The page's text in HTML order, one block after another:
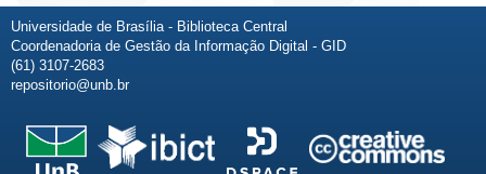
Universidade de Brasília - Biblioteca Central
Coordenadoria de Gestão da Informação Digital - GID
(61) 3107-2683
repositorio@unb.br